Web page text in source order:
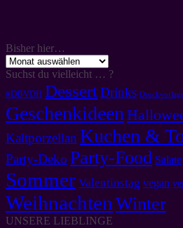
Bisher hier…
Bisher
hier…
Suchst du vielleicht … ?
#DBVDH DessertDrinks
Geschenkideen
Kaltporzellan Kuchen &
Party-Deko Party-Food Salate
Sommer Valentinstag vegan
Weihnachten Winter
UNSERE LIEBLINGE